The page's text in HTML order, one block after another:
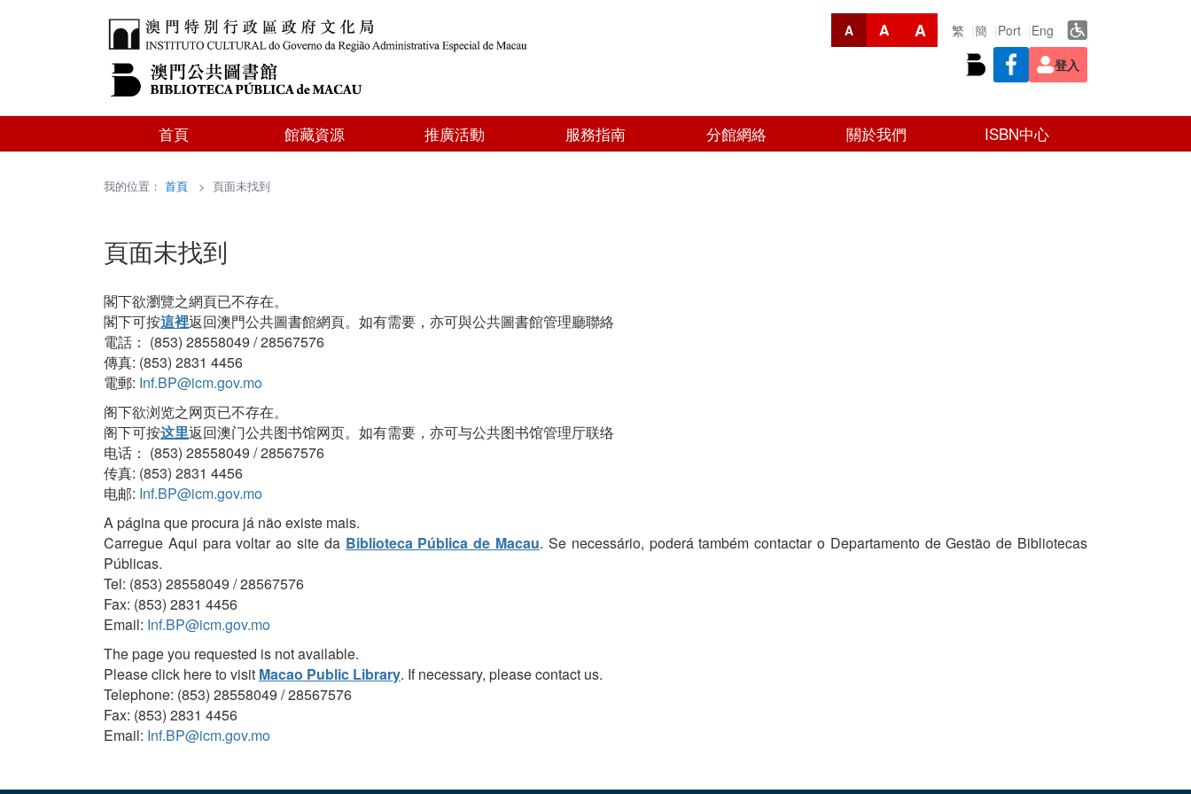
A A A 繁 簡 Port
Eng
登入
首頁 館藏資源 推廣活動 服務指南 分館網絡 關於我們 ISBN中心
我的位置： 首頁 > 頁面未找到
頁面未找到
閣下欲瀏覽之網頁已不存在。
閣下可按這裡返回澳門公共圖書館網頁。如有需要，亦可與公共圖書館管理廳聯絡
電話： (853) 28558049 / 28567576
傳真: (853) 2831 4456
電郵: Inf.BP@icm.gov.mo
阁下欲浏览之网页已不存在。
阁下可按这里返回澳门公共图书馆网页。如有需要，亦可与公共图书馆管理厅联络
电话： (853) 28558049 / 28567576
传真: (853) 2831 4456
电邮: Inf.BP@icm.gov.mo
A página que procura já não existe mais.
Carregue Aqui para voltar ao site da Biblioteca Pública de Macau. Se necessário, poderá também contactar o Departamento de Gestão de Bibliotecas
Públicas.
Tel: (853) 28558049 / 28567576
Fax: (853) 2831 4456
Email: Inf.BP@icm.gov.mo
The page you requested is not available.
Please click here to visit Macao Public Library. If necessary, please contact us.
Telephone: (853) 28558049 / 28567576
Fax: (853) 2831 4456
Email: Inf.BP@icm.gov.mo